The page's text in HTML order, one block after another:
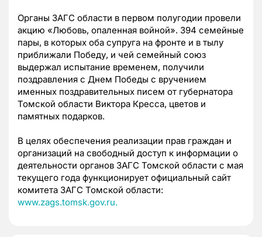
Органы ЗАГС области в первом полугодии провели
акцию «Любовь, опаленная войной». 394 семейные
пары, в которых оба супруга на фронте и в тылу
приближали Победу, и чей семейный союз
выдержал испытание временем, получили
поздравления с Днем Победы с вручением
именных поздравительных писем от губернатора
Томской области Виктора Кресса, цветов и
памятных подарков.
В целях обеспечения реализации прав граждан и
организаций на свободный доступ к информации о
деятельности органов ЗАГС Томской области с мая
текущего года функционирует официальный сайт
комитета ЗАГС Томской области:
www.zags.tomsk.gov.ru.